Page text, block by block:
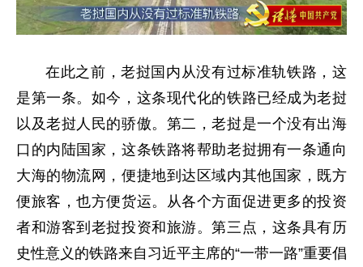
在此之前，老挝国内从没有过标准轨铁路，这
是第一条。如今，这条现代化的铁路已经成为老挝
以及老挝人民的骄傲。第二，老挝是一个没有出海
口的内陆国家，这条铁路将帮助老挝拥有一条通向
大海的物流网，便捷地到达区域内其他国家，既方
便旅客，也方便货运。从各个方面促进更多的投资
者和游客到老挝投资和旅游。第三点，这条具有历
史性意义的铁路来自习近平主席的“一带一路”重要倡